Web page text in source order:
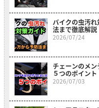
バイクの虫汚
法まで徹底解説
2026/07/24
チェーンのメ
５つのポイント
2026/07/03